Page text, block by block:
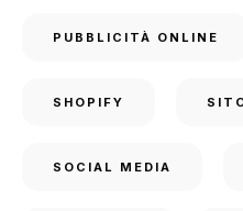
PUBBLICITÀ ONLINE
SHOPIFY
SOCIAL MEDIA